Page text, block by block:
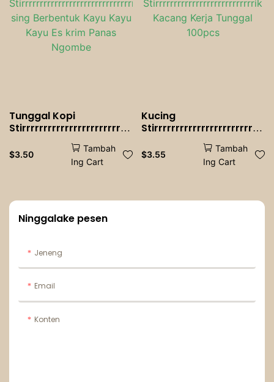
Tunggal Kopi
Stirrrrrrrrrrrrrrrrrrrrrrrrr
rrrrrrrrrrrrrrrrrrrrrrrrrrrr
rrrrrrrrrrrrrrrrrrrrrik sing
Berbentuk Kayu Kayu
$3.50
Tambah
Ing Cart
Kucing
Stirrrrrrrrrrrrrrrrrrrrrrrrr
rrik Kacang Kerja
Tunggal 100pcs
$3.55
Tambah
Ing Cart
Ninggalake pesen
Jeneng
Email
Konten